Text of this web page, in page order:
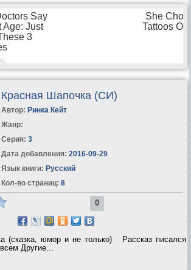
Красная Шапочка (СИ)
Автор: Ринка Кейт
Жанр:
Серия: 3
Дата добавления: 2016-09-29
Язык книги: Русский
Кол-во страниц: 8
0
(сказка, юмор и не только) Рассказ писался
Другие...